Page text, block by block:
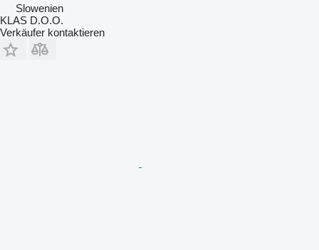
Slowenien
KLAS D.O.O.
Verkäufer kontaktieren